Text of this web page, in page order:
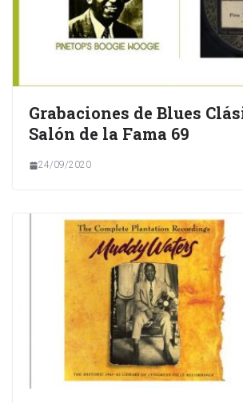
Grabaciones de Blues
Salón de la Fama 69
24/09/2020